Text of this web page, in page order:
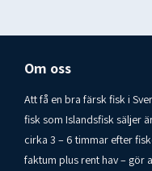
Om oss
Att få en bra färsk fisk i
fisk som Islandsfisk säljer
cirka 3 – 6 timmar efter
faktum plus rent hav – gör